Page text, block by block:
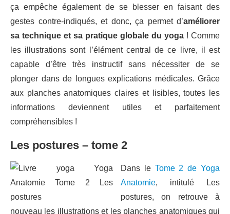
ça empêche également de se blesser en faisant des
gestes contre-indiqués, et donc, ça permet d’améliorer
sa technique et sa pratique globale du yoga ! Comme
les illustrations sont l’élément central de ce livre, il est
capable d’être très instructif sans nécessiter de se
plonger dans de longues explications médicales. Grâce
aux planches anatomiques claires et lisibles, toutes les
informations deviennent utiles et parfaitement
compréhensibles !
Les postures – tome 2
Dans le Tome 2 de Yoga
Anatomie, intitulé Les
postures, on retrouve à
nouveau les illustrations et les planches anatomiques qui